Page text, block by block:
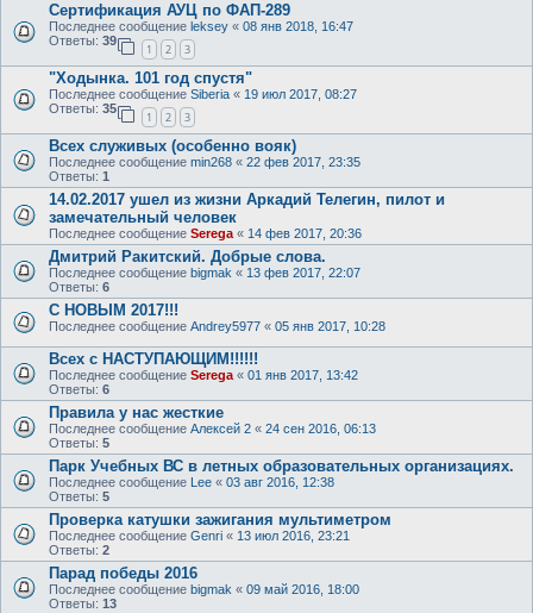
Сертификация АУЦ по ФАП-289
Последнее сообщение leksey « 08 янв 2018, 16:47
Ответы: 39
1 2 3
"Ходынка. 101 год спустя"
Последнее сообщение Siberia « 19 июл 2017, 08:27
Ответы: 35
1 2 3
Всех служивых (особенно вояк)
Последнее сообщение min268 « 22 фев 2017, 23:35
Ответы: 1
14.02.2017 ушел из жизни Аркадий Телегин, пилот и
замечательный человек
Последнее сообщение Serega « 14 фев 2017, 20:36
Дмитрий Ракитский. Добрые слова.
Последнее сообщение bigmak « 13 фев 2017, 22:07
Ответы: 6
С НОВЫМ 2017!!!
Последнее сообщение Andrey5977 « 05 янв 2017, 10:28
Всех с НАСТУПАЮЩИМ!!!!!!
Последнее сообщение Serega « 01 янв 2017, 13:42
Ответы: 6
Правила у нас жесткие
Последнее сообщение Алексей 2 « 24 сен 2016, 06:13
Ответы: 5
Парк Учебных ВС в летных образовательных организациях.
Последнее сообщение Lee « 03 авг 2016, 12:38
Ответы: 5
Проверка катушки зажигания мультиметром
Последнее сообщение Genri « 13 июл 2016, 23:21
Ответы: 2
Парад победы 2016
Последнее сообщение bigmak « 09 май 2016, 18:00
Ответы: 13